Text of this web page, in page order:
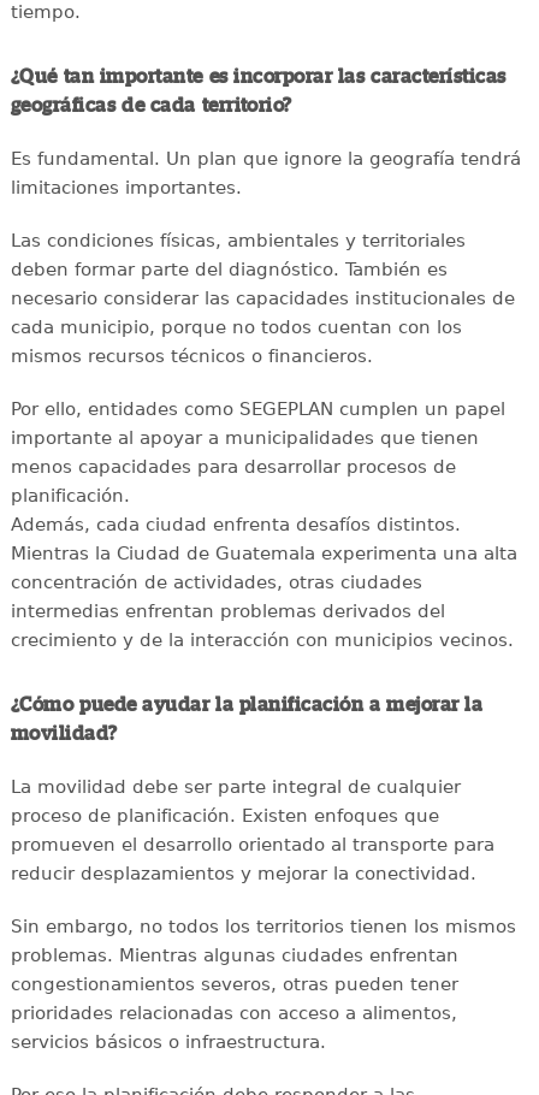
tiempo.
¿Qué tan importante es incorporar las características
geográficas de cada territorio?
Es fundamental. Un plan que ignore la geografía tendrá
limitaciones importantes.
Las condiciones físicas, ambientales y territoriales
deben formar parte del diagnóstico. También es
necesario considerar las capacidades institucionales de
cada municipio, porque no todos cuentan con los
mismos recursos técnicos o financieros.
Por ello, entidades como SEGEPLAN cumplen un papel
importante al apoyar a municipalidades que tienen
menos capacidades para desarrollar procesos de
planificación.
Además, cada ciudad enfrenta desafíos distintos.
Mientras la Ciudad de Guatemala experimenta una alta
concentración de actividades, otras ciudades
intermedias enfrentan problemas derivados del
crecimiento y de la interacción con municipios vecinos.
¿Cómo puede ayudar la planificación a mejorar la
movilidad?
La movilidad debe ser parte integral de cualquier
proceso de planificación. Existen enfoques que
promueven el desarrollo orientado al transporte para
reducir desplazamientos y mejorar la conectividad.
Sin embargo, no todos los territorios tienen los mismos
problemas. Mientras algunas ciudades enfrentan
congestionamientos severos, otras pueden tener
prioridades relacionadas con acceso a alimentos,
servicios básicos o infraestructura.